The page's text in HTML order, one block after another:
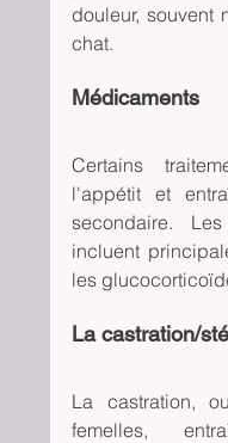
douleur, souvent
chat.
Médicaments
Certains
l'appétit et
secondaire.
incluent
les
La castration/
La castration,
femelles,